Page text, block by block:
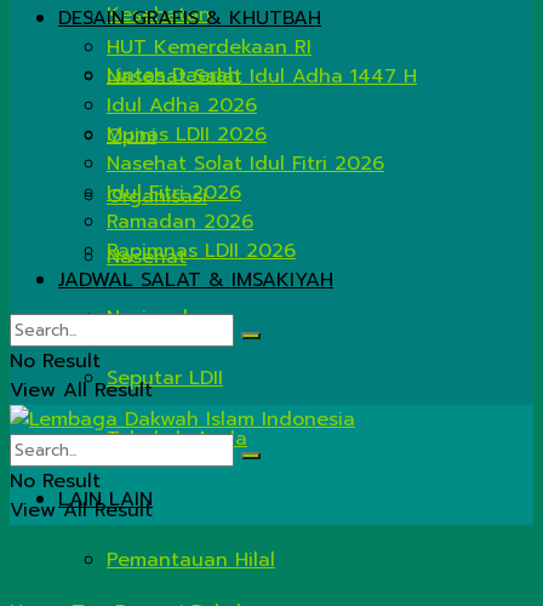
Kesehatan
Lintas Daerah
Opini
Organisasi
Nasehat
Nasional
Seputar LDII
Tahukah Anda
LAIN LAIN
Pemantauan Hilal
DESAIN GRAFIS & KHUTBAH
HUT Kemerdekaan RI
Nasehat Salat Idul Adha 1447 H
Idul Adha 2026
Munas LDII 2026
Nasehat Solat Idul Fitri 2026
Idul Fitri 2026
Ramadan 2026
Rapimnas LDII 2026
JADWAL SALAT & IMSAKIYAH
No Result
View All Result
No Result
View All Result